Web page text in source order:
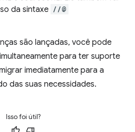
da sintaxe //@
são lançadas, você pode
para ter suporte
imediatamente para a
das suas necessidades.
Isso foi útil?